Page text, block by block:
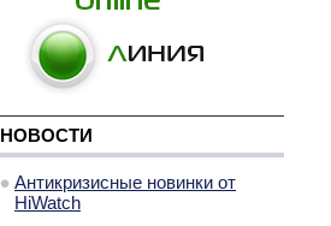
НОВОСТИ
Антикризисные новинки от
HiWatch